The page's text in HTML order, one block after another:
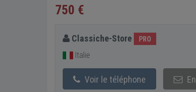
750 €
Classiche-Store PRO
Italie
Voir le téléphone